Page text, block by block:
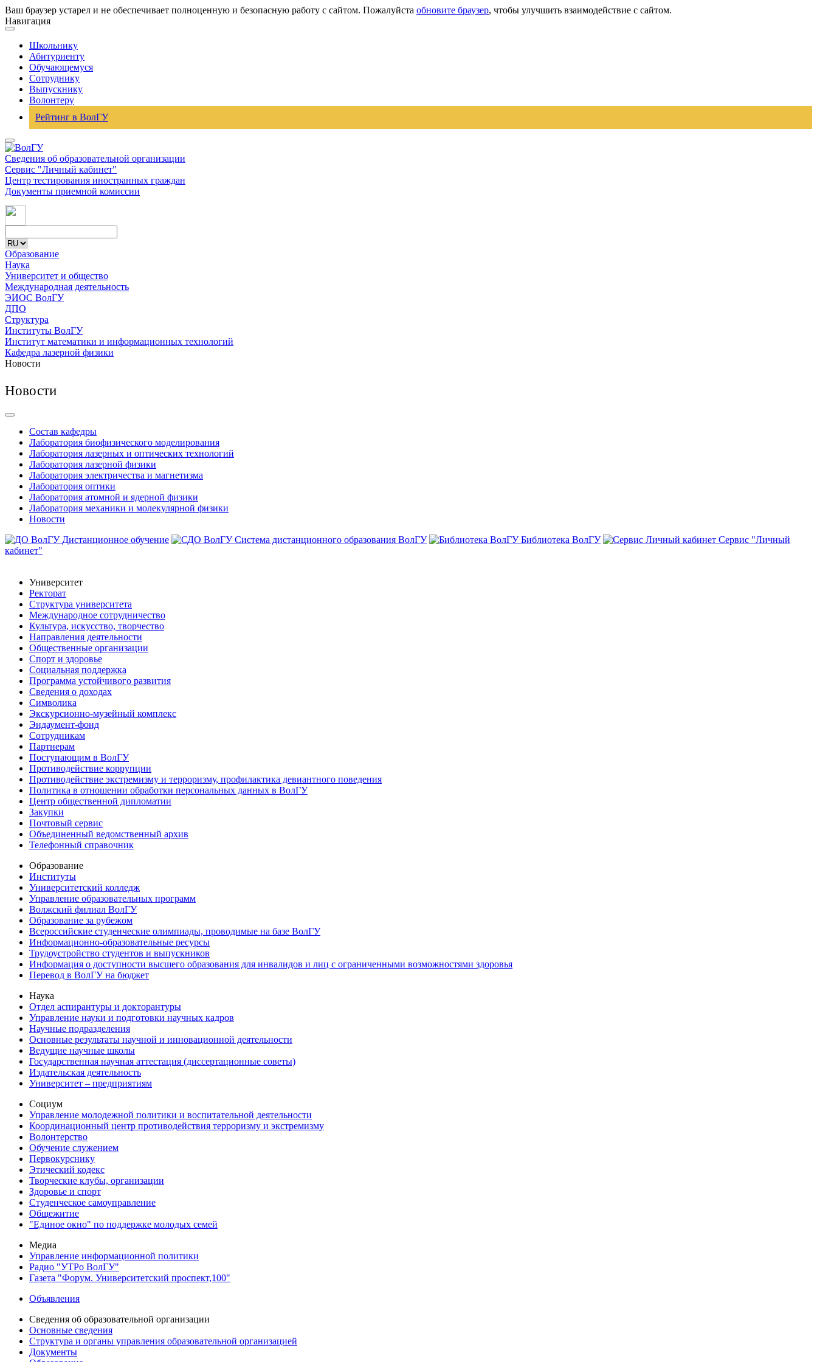
Ваш браузер устарел и не обеспечивает полноценную и безопасную работу с сайтом. Пожалуйста обновите браузер, чтобы улучшить взаимодействие с сайтом.
Навигация
Школьнику
Абитуриенту
Обучающемуся
Сотруднику
Выпускнику
Волонтеру
Рейтинг в ВолГУ
Сведения об образовательной организации
Сервис "Личный кабинет"
Центр тестирования иностранных граждан
Документы приемной комиссии
Образование
Наука
Университет и общество
Международная деятельность
ЭИОС ВолГУ
ДПО
Структура
Институты ВолГУ
Институт математики и информационных технологий
Кафедра лазерной физики
Новости
Новости
Состав кафедры
Лаборатория биофизического моделирования
Лаборатория лазерных и оптических технологий
Лаборатория лазерной физики
Лаборатория электричества и магнетизма
Лаборатория оптики
Лаборатория атомной и ядерной физики
Лаборатория механики и молекулярной физики
Новости
Дистанционное обучение
Система дистанционного образования ВолГУ Библиотека ВолГУ
Сервис "Личный
кабинет"
Университет
Ректорат
Структура университета
Международное сотрудничество
Культура, искусство, творчество
Направления деятельности
Общественные организации
Спорт и здоровье
Социальная поддержка
Программа устойчивого развития
Сведения о доходах
Символика
Экскурсионно-музейный комплекс
Эндаумент-фонд
Сотрудникам
Партнерам
Поступающим в ВолГУ
Противодействие коррупции
Противодействие экстремизму и терроризму, профилактика девиантного поведения
Политика в отношении обработки персональных данных в ВолГУ
Центр общественной дипломатии
Закупки
Почтовый сервис
Объединенный ведомственный архив
Телефонный справочник
Образование
Институты
Университетский колледж
Управление образовательных программ
Волжский филиал ВолГУ
Образование за рубежом
Всероссийские студенческие олимпиады, проводимые на базе ВолГУ
Информационно-образовательные ресурсы
Трудоустройство студентов и выпускников
Информация о доступности высшего образования для инвалидов и лиц с ограниченными возможностями здоровья
Перевод в ВолГУ на бюджет
Наука
Отдел аспирантуры и докторантуры
Управление науки и подготовки научных кадров
Научные подразделения
Основные результаты научной и инновационной деятельности
Ведущие научные школы
Государственная научная аттестация (диссертационные советы)
Издательская деятельность
Университет – предприятиям
Социум
Управление молодежной политики и воспитательной деятельности
Координационный центр противодействия терроризму и экстремизму
Волонтерство
Обучение служением
Первокурснику
Этический кодекс
Творческие клубы, организации
Здоровье и спорт
Студенческое самоуправление
Общежитие
"Единое окно" по поддержке молодых семей
Медиа
Управление информационной политики
Радио "УТРо ВолГУ"
Газета "Форум. Университетский проспект,100"
Объявления
Сведения об образовательной организации
Основные сведения
Структура и органы управления образовательной организацией
Документы